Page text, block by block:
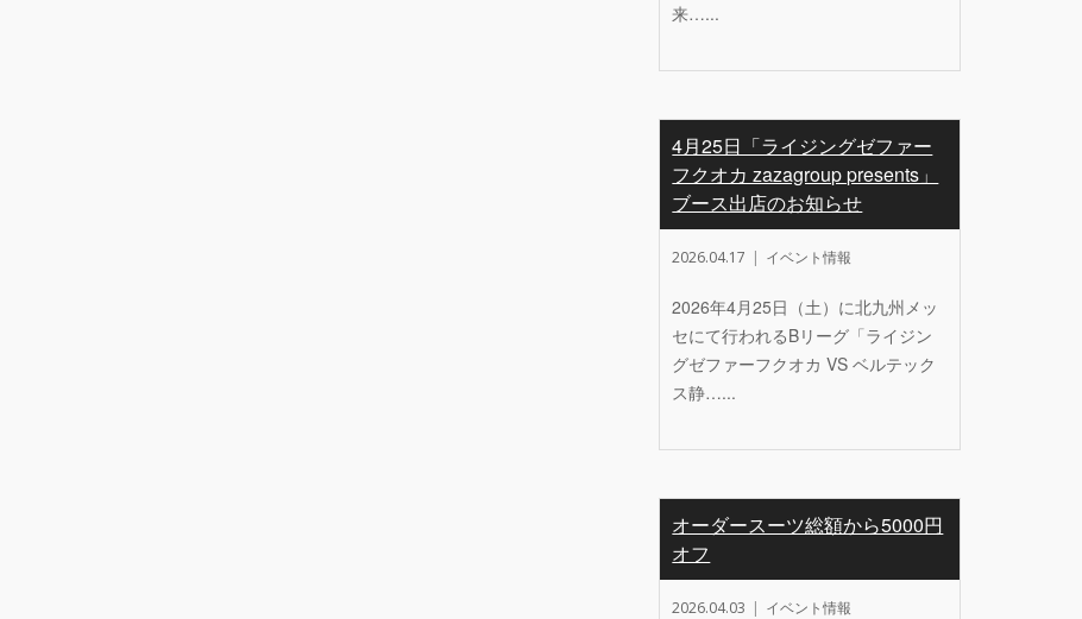
来…...
4月25日「ライジングゼファー
フクオカ zazagroup presents」
ブース出店のお知らせ
2026.04.17 イベント情報
2026年4月25日（土）に北九州メッ
セにて行われるBリーグ「ライジン
グゼファーフクオカ VS ベルテック
ス静…...
オーダースーツ総額から5000円
オフ
2026.04.03 イベント情報